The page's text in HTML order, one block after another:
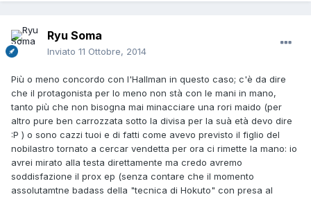
Ryu Soma
Inviato 11 Ottobre, 2014
Più o meno concordo con l'Hallman in questo caso; c'è da dire
che il protagonista per lo meno non stà con le mani in mano,
tanto più che non bisogna mai minacciare una rori maido (per
altro pure ben carrozzata sotto la divisa per la suà età devo dire
:P ) o sono cazzi tuoi e di fatti come avevo previsto il figlio del
nobilastro tornato a cercar vendetta per ora ci rimette la mano: io
avrei mirato alla testa direttamente ma credo avremo
soddisfazione il prox ep (senza contare che il momento
assolutamtne badass della "tecnica di Hokuto" con presa al